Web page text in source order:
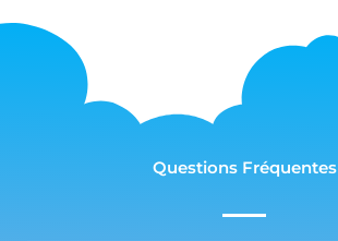
Questions Fréquentes